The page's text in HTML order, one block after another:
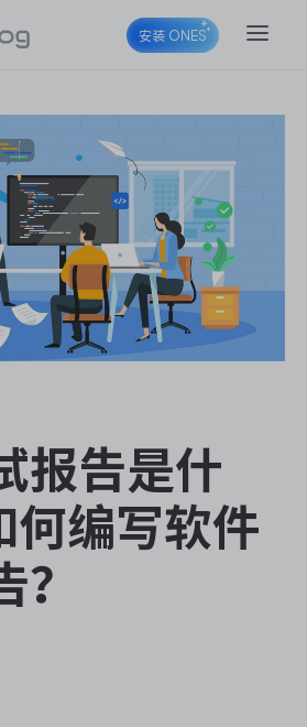
安装 ONES
报告是什
何编写软件
？